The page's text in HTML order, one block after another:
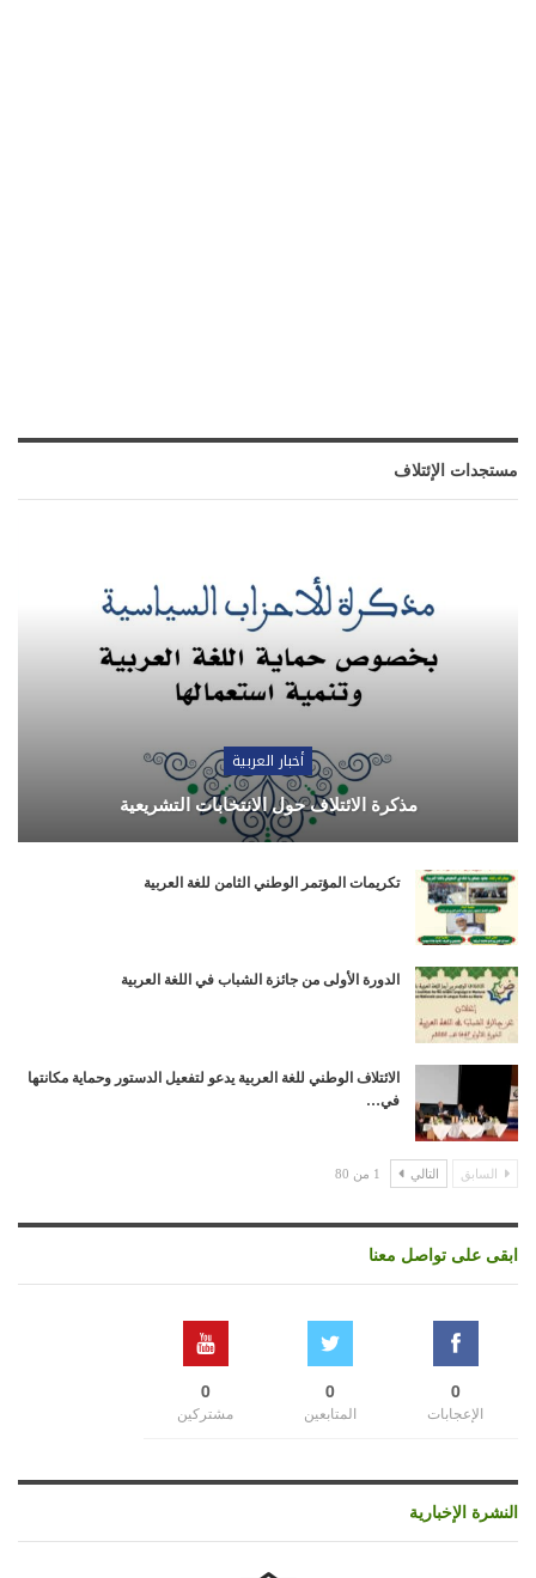
مستجدات الإئتلاف
أخبار العربية
مذكرة الائتلاف حول الانتخابات التشريعية
تكريمات المؤتمر الوطني الثامن للغة العربية
الدورة الأولى من جائزة الشباب في اللغة العربية
الائتلاف الوطني للغة العربية يدعو لتفعيل الدستور وحماية مكانتها
في…
السابق التالي 1 من 80
ابقى على تواصل معنا
0
الإعجابات
0
المتابعين
0
مشتركين
النشرة الإخبارية